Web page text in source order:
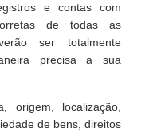
e contas com
de todas as
ser totalmente
precisa a sua
origem, localização,
de bens, direitos